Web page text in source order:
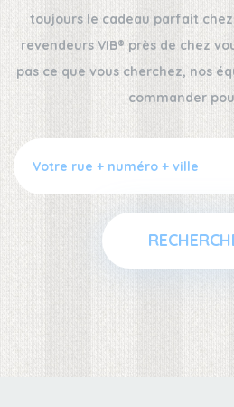
toujours le cadeau parfait chez
revendeurs VIB® près de chez
pas ce que vous cherchez, nos
commander